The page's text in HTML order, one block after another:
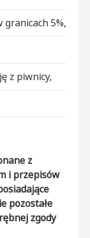
5%,
z piwnicy,
z
i przepisów
pozostałe
zgody